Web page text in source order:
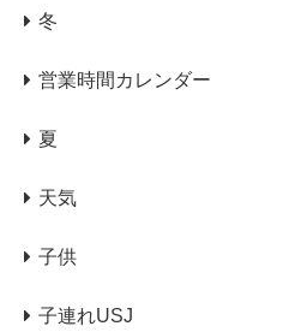
冬
営業時間カレンダー
夏
天気
子供
子連れUSJ